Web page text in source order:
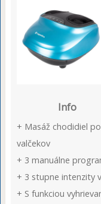
Info
+ Masáž chodidiel
valčekov
+ 3 manuálne
+ 3 stupne intenzity
+ S funkciou